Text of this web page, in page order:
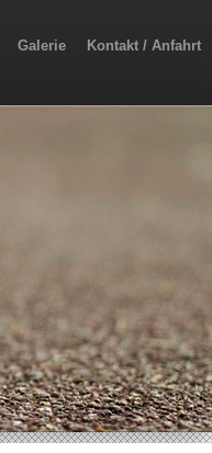
Galerie Kontakt / Anfahrt